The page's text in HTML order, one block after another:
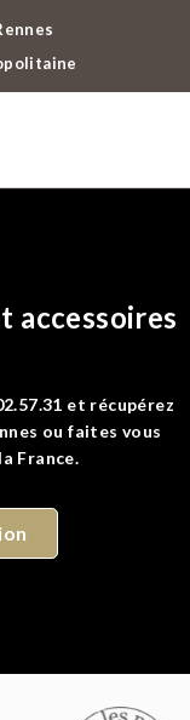
accessoires
et récupérez
ou faites vous
France.